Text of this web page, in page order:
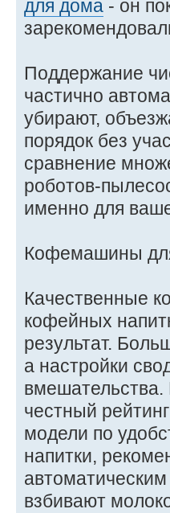
для дома - он
Поддержание
частично
убирают,
порядок без
сравнение
роботов-
именно для
Кофемашины
Качественные
кофейных
результат.
а настройки
честный
модели по
напитки,
взбивают